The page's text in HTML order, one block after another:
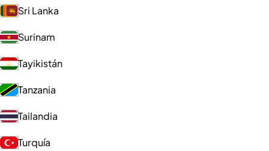
Sri Lanka
Surinam
Tayikistán
Tanzania
Tailandia
Turquía